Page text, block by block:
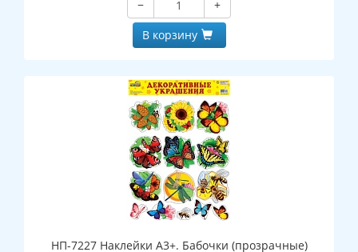
−
+
В корзину
НП-7227 Наклейки А3+. Бабочки (прозрачные)